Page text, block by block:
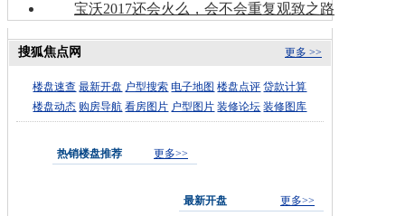
宝沃2017还会火么，会不会重复观致之路
更多 >>
搜狐焦点网
楼盘速查 最新开盘 户型搜索 电子地图 楼盘点评 贷款计算
楼盘动态 购房导航 看房图片 户型图片 装修论坛 装修图库
热销楼盘推荐 更多>>
最新开盘
更多>>